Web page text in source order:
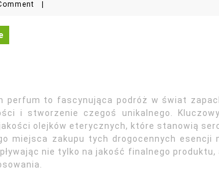
perfum to fascynująca podróż w świat
i stworzenie czegoś unikalnego.
olejków eterycznych, które stanowią
miejsca zakupu tych drogocennych
nie tylko na jakość finalnego